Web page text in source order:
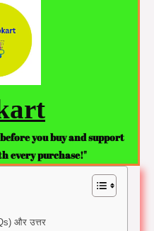
you buy and support
every purchase!"
और उत्तर